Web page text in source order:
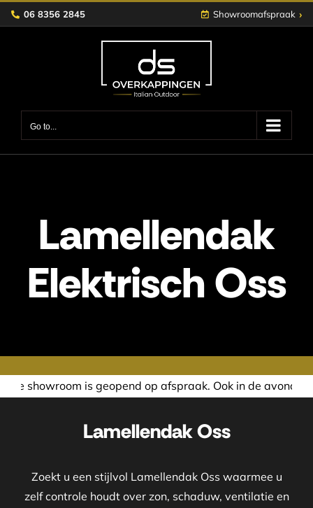
Skip
to
06 8356 2845 Showroomafspraak ›
Go to...
Lamellendak
Elektrisch Oss
op afspraak. Ook in de avond of in het weekend
Lamellendak Oss
Zoekt u een stijlvol Lamellendak Oss waarmee u
zelf controle houdt over zon, schaduw, ventilatie en